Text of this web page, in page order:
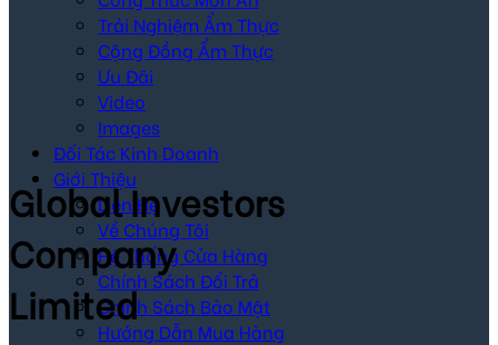
Trải Nghiệm Ẩm Thực
Cộng Đồng Ẩm Thực
Ưu Đãi
Video
Images
Đối Tác Kinh Doanh
Giới Thiệu
Liên Hệ
Về Chúng Tôi
Hệ Thống Cửa Hàng
Chính Sách Đổi Trả
Chính Sách Bảo Mật
Hướng Dẫn Mua Hàng
Global Investors
Company
Limited